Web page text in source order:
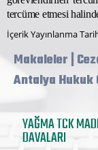
tercüme etmesi
İçerik Yayınlanma
Makaleler |
Antalya Hukuk
YAĞMA TCK
DAVALARI